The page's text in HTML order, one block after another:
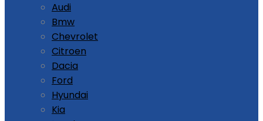
Audi
Bmw
Chevrolet
Citroen
Dacia
Ford
Hyundai
Kia